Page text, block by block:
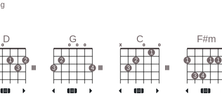
D
o
1
3
2
G
3
2
o o o
4
C
x
3
2
o
1
o
F#m
1
3 4
1 1